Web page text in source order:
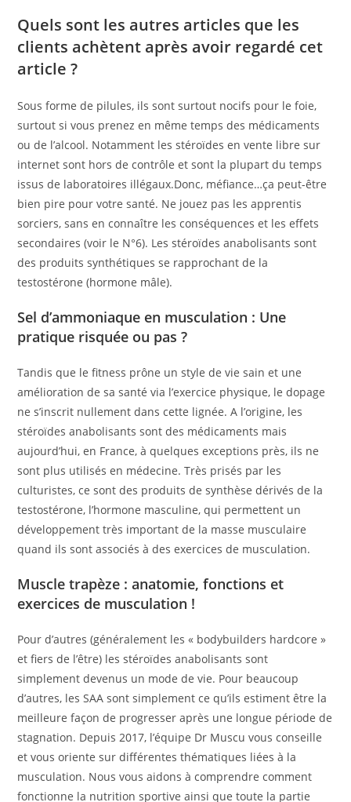
Quels sont les autres articles que les
clients achètent après avoir regardé cet
article ?
Sous forme de pilules, ils sont surtout nocifs pour le foie,
surtout si vous prenez en même temps des médicaments
ou de l’alcool. Notamment les stéroïdes en vente libre sur
internet sont hors de contrôle et sont la plupart du temps
issus de laboratoires illégaux.Donc, méfiance…ça peut-être
bien pire pour votre santé. Ne jouez pas les apprentis
sorciers, sans en connaître les conséquences et les effets
secondaires (voir le N°6). Les stéroïdes anabolisants sont
des produits synthétiques se rapprochant de la
testostérone (hormone mâle).
Sel d’ammoniaque en musculation : Une
pratique risquée ou pas ?
Tandis que le fitness prône un style de vie sain et une
amélioration de sa santé via l’exercice physique, le dopage
ne s’inscrit nullement dans cette lignée. A l’origine, les
stéroïdes anabolisants sont des médicaments mais
aujourd’hui, en France, à quelques exceptions près, ils ne
sont plus utilisés en médecine. Très prisés par les
culturistes, ce sont des produits de synthèse dérivés de la
testostérone, l’hormone masculine, qui permettent un
développement très important de la masse musculaire
quand ils sont associés à des exercices de musculation.
Muscle trapèze : anatomie, fonctions et
exercices de musculation !
Pour d’autres (généralement les « bodybuilders hardcore »
et fiers de l’être) les stéroïdes anabolisants sont
simplement devenus un mode de vie. Pour beaucoup
d’autres, les SAA sont simplement ce qu’ils estiment être la
meilleure façon de progresser après une longue période de
stagnation. Depuis 2017, l’équipe Dr Muscu vous conseille
et vous oriente sur différentes thématiques liées à la
musculation. Nous vous aidons à comprendre comment
fonctionne la nutrition sportive ainsi que toute la partie